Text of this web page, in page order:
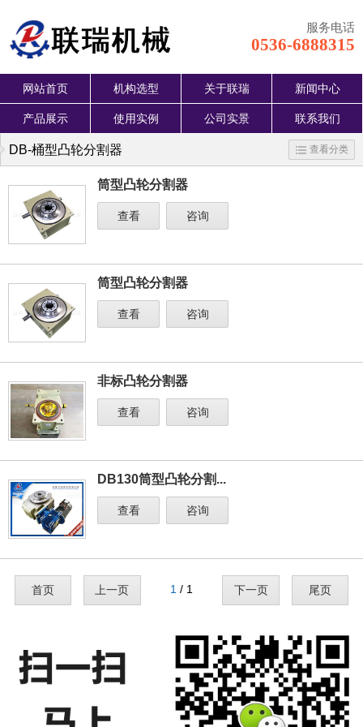
服务电话
0536-6888315
网站首页 机构选型 关于联瑞 新闻中心
产品展示 使用实例 公司实景 联系我们
DB-桶型凸轮分割器 查看分类
筒型凸轮分割器
查看 咨询
筒型凸轮分割器
查看 咨询
非标凸轮分割器
查看 咨询
DB130筒型凸轮分割...
查看 咨询
首页 上一页 1 / 1 下一页 尾页